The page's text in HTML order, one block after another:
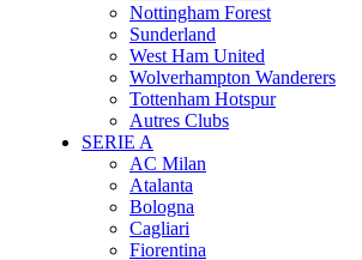
Nottingham Forest
Sunderland
West Ham United
Wolverhampton Wanderers
Tottenham Hotspur
Autres Clubs
SERIE A
AC Milan
Atalanta
Bologna
Cagliari
Fiorentina